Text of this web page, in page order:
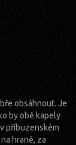
obsáhnout. Je
by obě kapely
příbuzenském
hraně, za